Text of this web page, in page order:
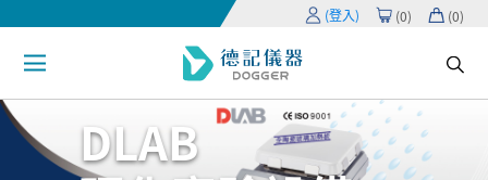
(登入) (0) (0)
DLAB